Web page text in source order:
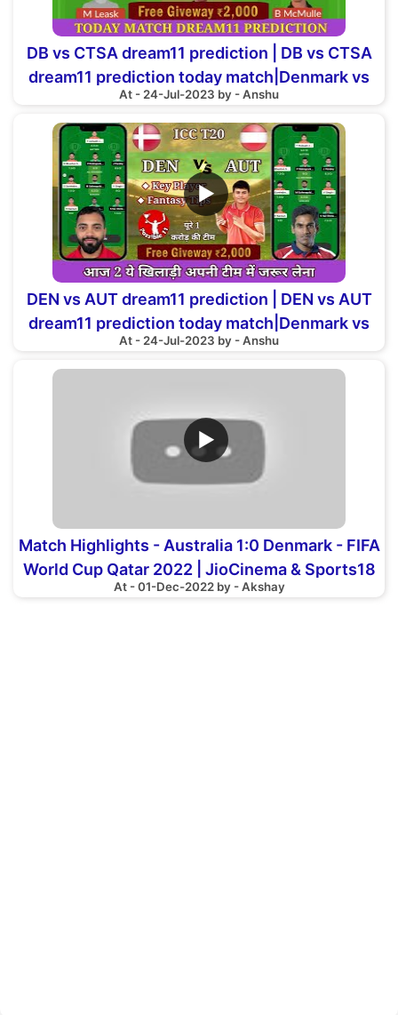
DB vs CTSA dream11 prediction | DB vs CTSA
dream11 prediction today match|Denmark vs
Austria dream11
At - 24-Jul-2023 by - Anshu
▶
DEN vs AUT dream11 prediction | DEN vs AUT
dream11 prediction today match|Denmark vs
Austria dream11
At - 24-Jul-2023 by - Anshu
▶
Match Highlights - Australia 1:0 Denmark - FIFA
World Cup Qatar 2022 | JioCinema & Sports18
At - 01-Dec-2022 by - Akshay